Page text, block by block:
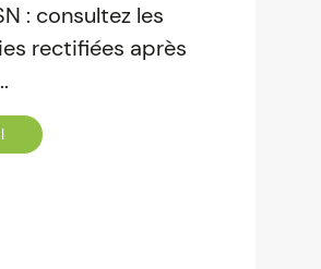
: consultez les
rectifiées après